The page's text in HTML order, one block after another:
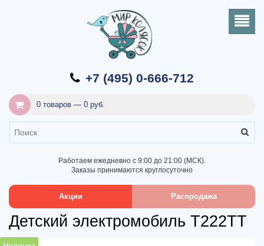
+7 (495) 0-666-712
0 товаров — 0 руб.
Работаем ежедневно с 9:00 до 21:00 (МСК).
Заказы принимаются круглосуточно
Акции Распродажа
Детский электромобиль T222TT